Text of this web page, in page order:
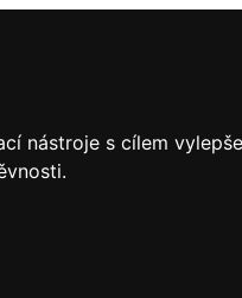
nástroje s cílem